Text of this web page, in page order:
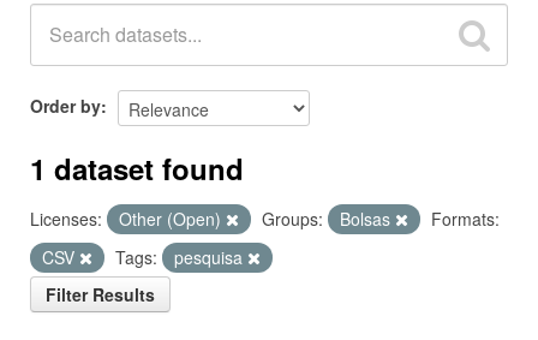
Groups
About
Order by
1 dataset found
Licenses: Other (Open) Groups: Bolsas
Formats:
CSV
Tags:
pesquisa
Filter Results